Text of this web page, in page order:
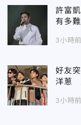
許富
有多
3小時前
好友
洋蔥
3小時前